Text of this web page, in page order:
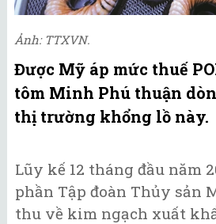
Ảnh: TTXVN.
Được Mỹ áp mức thuế
tôm Minh Phú thuận
thị trường khổng lồ này.
Lũy kế 12 tháng đầu năm
phần Tập đoàn Thủy sản
thu về kim ngạch xuất